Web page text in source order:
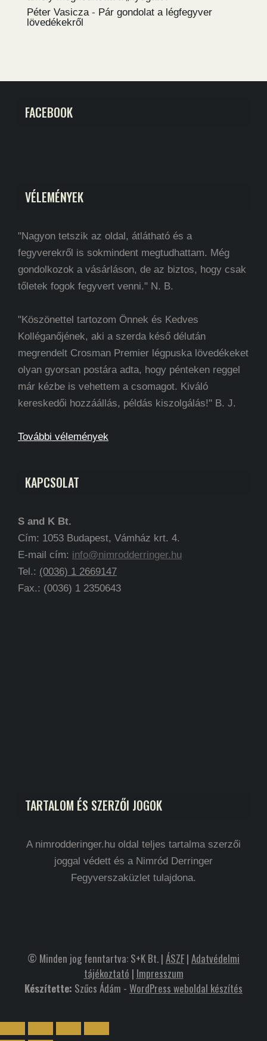
Péter Vasicza - Pár gondolat a légfegyver
lövedékekről
FACEBOOK
VÉLEMÉNYEK
"Nagyon tetszik az oldal, átlátható és a
fegyverekről is sokmindent megtudhattam. Még
gondolkozok a vásárláson, de az biztos, hogy csak
tőletek fogok fegyvert venni." N. B.
"Köszönettel tartozom Önnek és Kedves
Kolléganőjének, aki a szerda késő délután
megrendelt Crosman Premier légpuska lövedékeket
olyan gyorsan postára adta, hogy pénteken reggel
már kézbe is vehettem a csomagot. Kiváló
kereskedői hozzáállás, példás kiszolgálás!" B. J.
További vélemények
KAPCSOLAT
S and K Bt.
Cím: 1053 Budapest, Vámház krt. 4.
E-mail cím: info@nimrodderringer.hu
Tel.: (0036) 1 2669147
Fax.: (0036) 1 2350643
TARTALOM ÉS SZERZŐI JOGOK
A nimrodderinger.hu oldal teljes tartalma szerzői
joggal védett és a Nimród Derringer
Fegyverszaküzlet tulajdona.
© Minden jog fenntartva: S+K Bt. | ÁSZF| Adatvédelmi
tájékoztató | Impresszum
Készítette: Szűcs Ádám - WordPress weboldal készítés